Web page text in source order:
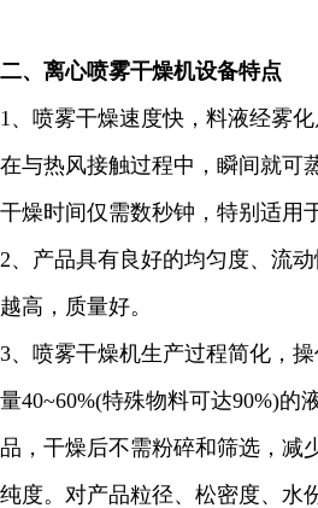
二、 离心喷雾干燥机设备特点
1、喷雾干燥速度快，料液经雾
在与热风接触过程中，瞬间就可
干燥时间仅需数秒钟，特别适用
2、产品具有良好的均匀度、流
越高，质量好。
3、喷雾干燥机生产过程简化，
量40~60%(特殊物料可达90%)的
品，干燥后不需粉碎和筛选，减
纯度。对产品粒径、松密度、水